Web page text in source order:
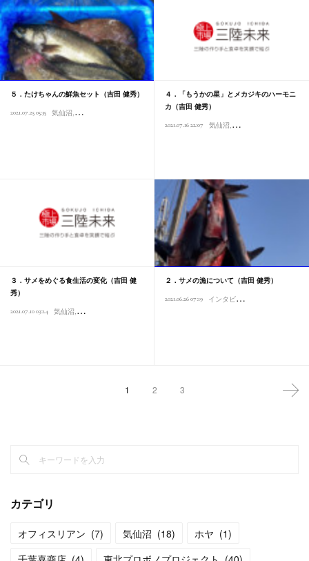
５．たけちゃんの鮮魚セット（吉田 健秀）
2021.07.25 05:35 気仙沼 東北プロボノプロジェクト インタビュー カネヒデ吉田商店
４．「もうかの星」とメカジキのハーモニ
カ（吉田 健秀）
2021.07.16 22:07 気仙沼 東北プロボノプロジェ
３．サメをめぐる食生活の変化（吉田 健
秀）
2021.07.10 03:24 気仙沼 東北プロボノプロジェクト
２．サメの漁について（吉田 健秀）
2021.06.26 07:19 イ
ンタビュー
1 2 3
カテゴリ
オフィスリアン (7) 気仙沼 (18) ホヤ (1)